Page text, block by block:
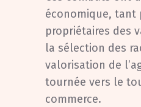
économique, tant
propriétaires des
la sélection des
valorisation de
tournée vers le
commerce.